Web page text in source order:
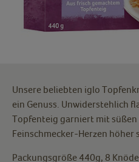
Unsere beliebten iglo
ein Genuss. Unwiderstehlich
Topfenteig garniert mit süßen
Feinschmecker-Herzen höher
Packungsgröße 440g, 8